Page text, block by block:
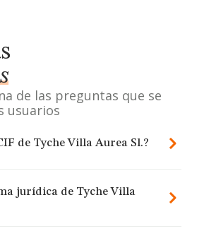
de las preguntas que se
usuarios
de Tyche Villa Aurea Sl.?
jurídica de Tyche Villa